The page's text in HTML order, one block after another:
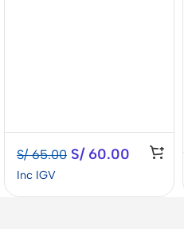
S/65.00 S/60.00
Inc IGV